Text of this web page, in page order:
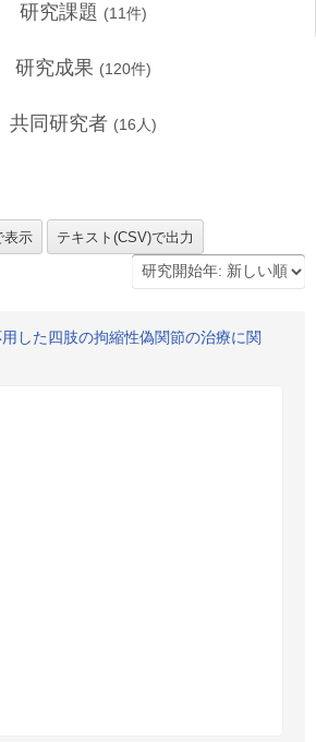
研究課題 (11件)
研究成果 (120件)
共同研究者 (16 人)
した四肢の拘縮性偽関節の治療に関